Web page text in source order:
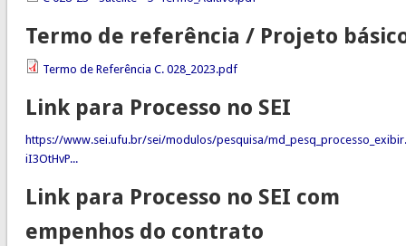
Termo de referência / Projeto
Termo de Referência C. 028_2023.pdf
Link para Processo no SEI
https://www.sei.ufu.br/sei/modulos/pesquisa/
iI3OtHvP...
Link para Processo no SEI com
empenhos do contrato